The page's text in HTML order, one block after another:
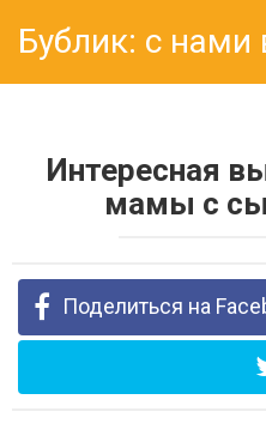
контенту
Бублик: с нами
Интересная
мамы с
Поделиться на